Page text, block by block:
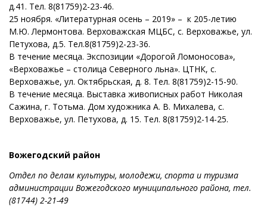
д.41. Тел. 8(81759)2-23-46.
25 ноября. «Литературная осень – 2019» – к 205-летию
М.Ю. Лермонтова. Верховажская МЦБС, с. Верховажье, ул.
Петухова, д.5. Тел.8(81759)2-23-36.
В течение месяца. Экспозиции «Дорогой Ломоносова»,
«Верховажье – столица Северного льна». ЦТНК, с.
Верховажье, ул. Октябрьская, д. 8. Тел. 8(81759)2-15-90.
В течение месяца. Выставка живописных работ Николая
Сажина, г. Тотьма. Дом художника А. В. Михалева, с.
Верховажье, ул. Петухова, д. 15. Тел. 8(81759)2-14-25.
Вожегодский район
Отдел по делам культуры, молодежи, спорта и туризма
администрации Вожегодского муниципального района, тел.
(81744) 2-21-49